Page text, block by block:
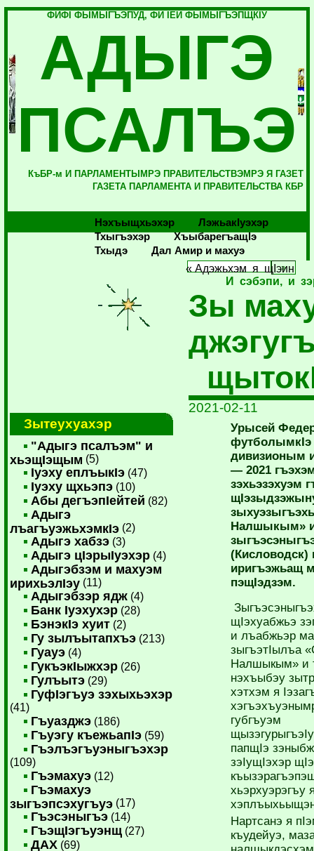
ФИФI ФЫМЫГЪЭПУД, ФИ IЕЙ ФЫМЫГЪЭПЩКIУ
АДЫГЭ
ПСАЛЪЭ
КъБР-м И ПАРЛАМЕНТЫМРЭ ПРАВИТЕЛЬСТВЭМРЭ Я ГАЗЕТ
ГАЗЕТА ПАРЛАМЕНТА И ПРАВИТЕЛЬСТВА КБР
Нэхъыщхьэхэр
Лэжьакlуэхэр
Тхыгъэхэр
Хъыбарегъащlэ
Тхыдэ
Дал Амир и махуэ
Зытеухуахэр
"Адыгэ псалъэм" и
хьэщIэщым (5)
Iуэху еплъыкIэ (47)
Iуэху щхьэпэ (10)
Абы дегъэпIейтей (82)
Адыгэ
лъагъуэжьхэмкIэ (2)
Адыгэ хабзэ (3)
Адыгэ цIэрыIуэхэр (4)
Адыгэбзэм и махуэм
ирихьэлIэу (11)
Адыгэбзэр ядж (4)
Банк Iуэхухэр (28)
БэнэкIэ хуит (2)
Гу зылъытапхъэ (213)
Гуауэ (4)
ГукъэкIыжхэр (26)
Гулъытэ (29)
ГуфIэгъуэ зэхыхьэхэр
(41)
Гъуазджэ (186)
Гъуэгу къежьапIэ (59)
Гъэлъэгъуэныгъэхэр
(109)
Гъэмахуэ (12)
Гъэмахуэ
зыгъэпсэхугъуэ (17)
Гъэсэныгъэ (14)
ГъэщIэгъуэнщ (27)
ДАХ (69)
« Адэжьхэм я щIэин
И сэбэпи, и
Зы
2021-02-11
Урысей
футболымкIэ
дивизионым
— 2021
зэхьэзэхуэм
Налшыкым»
иригъэжьащ
пэщIэдзэм.
щIэхуабжьэ
и лъабжьэр
зыгъэтIылъа
Налшыкым» и
нэхъыбэу
хэтхэм я
губгъуэм
папщIэ
зэIущIэхэр
хьэрхуэрэгъу
Нартсанэ я
къудейуэ,